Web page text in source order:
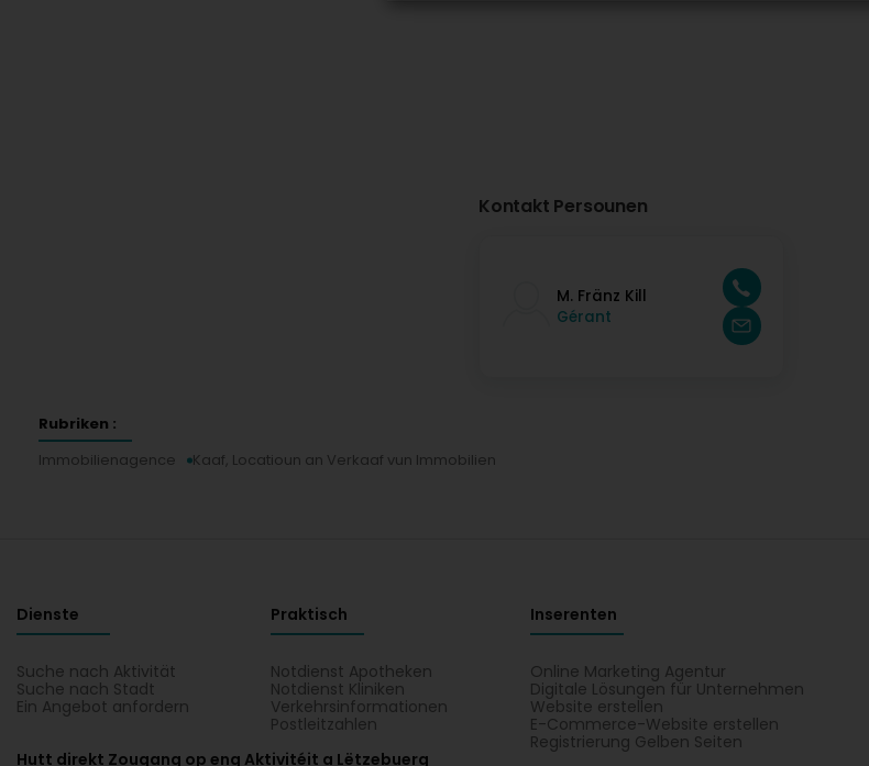
Kontakt Persounen
M. Fränz Kill
Gérant
Rubriken :
Immobilienagence
Kaaf, Locatioun an Verkaaf vun Immobilien
Dienste
Suche nach Aktivität
Suche nach Stadt
Ein Angebot anfordern
Praktisch
Notdienst Apotheken
Notdienst Kliniken
Verkehrsinformationen
Postleitzahlen
Inserenten
Online Marketing Agentur
Digitale Lösungen für Unternehmen
Website erstellen
E-Commerce-Website erstellen
Registrierung Gelben Seiten
Hutt direkt Zougang op eng Aktivitéit a Lëtzebuerg